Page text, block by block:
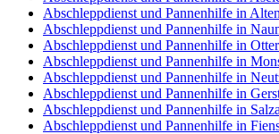
Abschleppdienst und Pannenhilfe in
Abschleppdienst und Pannenhilfe in
Abschleppdienst und Pannenhilfe in
Abschleppdienst und Pannenhilfe in
Abschleppdienst und Pannenhilfe in
Abschleppdienst und Pannenhilfe in
Abschleppdienst und Pannenhilfe in
Abschleppdienst und Pannenhilfe in